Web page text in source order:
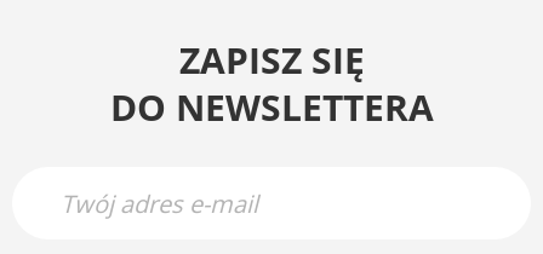
ZAPISZ SIĘ
DO NEWSLETTERA